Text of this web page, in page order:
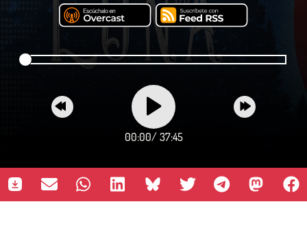
00:00/ 37:45